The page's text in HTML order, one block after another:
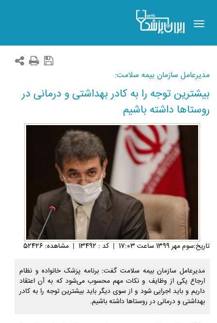
Toggle
navigation
مدیرعامل سازمان بیمه سلامت:
بیشترین توجه را به کادر بهداشتی و درمانی در
روستاها داشته باشیم
تاريخ:سوم مهر 1399 ساعت 17:03 | کد : 13492 | مشاهده: 52426
مدیرعامل سازمان بیمه سلامت گفت: برنامه پزشک خانواده و نظام
ارجاع یکی از وظایف و نکات مهم محسوب می‌شود که به آن اعتقاد
داریم و باید اجرایی شود و از سوی دیگر باید بیشترین توجه را به کادر
بهداشتی و درمانی در روستاها داشته باشیم.